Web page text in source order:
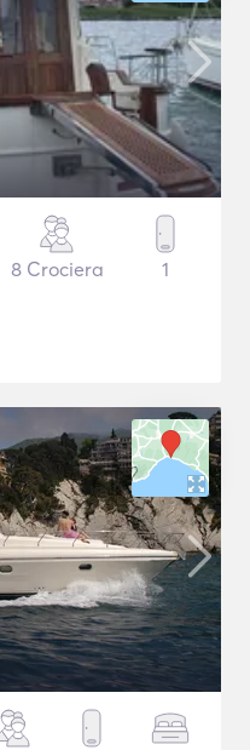
8 Crociera 1